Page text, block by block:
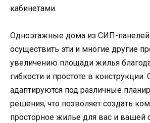
кабинетами.
Одноэтажные дома из СИП-
осуществить эти и многие другие
увеличению площади жилья
гибкости и простоте в конструкции.
адаптируются под различные
решения, что позволяет создать
просторное жилье для вас и вашей